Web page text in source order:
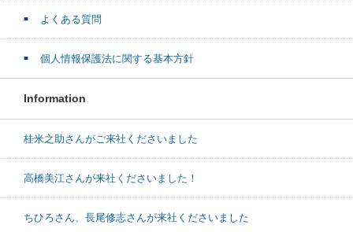
よくある質問
個人情報保護法に関する基本方針
Information
桂米之助さんがご来社くださいました
高橋美江さんが来社くださいました！
ちひろさん、長尾修志さんが来社くださいました